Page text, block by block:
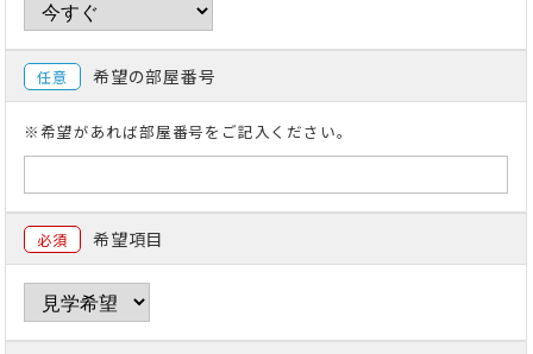
任意 希望の部屋番号
※希望があれば部屋番号をご記入ください。
必須 希望項目